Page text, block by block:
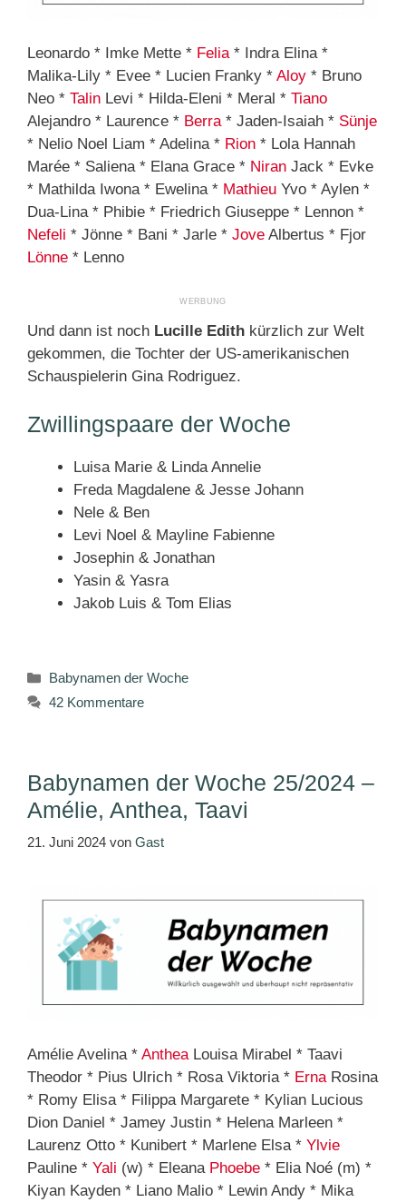
Leonardo * Imke Mette * Felia* Indra Elina *
Malika-Lily * Evee * Lucien Franky * Aloy * Bruno
Neo * Talin Levi * Hilda-Eleni * Meral * Tiano
Alejandro * Laurence * Berra* Jaden-Isaiah * Sünje
* Nelio Noel Liam * Adelina * Rion * Lola Hannah
Marée * Saliena * Elana Grace * Niran Jack * Evke
* Mathilda Iwona * Ewelina * Mathieu Yvo * Aylen *
Dua-Lina * Phibie * Friedrich Giuseppe * Lennon *
Nefeli * Jönne * Bani * Jarle * Jove Albertus * Fjor
Lönne * Lenno
Und dann ist noch Lucille Edith kürzlich zur Welt
gekommen, die Tochter der US-amerikanischen
Schauspielerin Gina Rodriguez.
Zwillingspaare der Woche
Luisa Marie & Linda Annelie
Freda Magdalene & Jesse Johann
Nele & Ben
Levi Noel & Mayline Fabienne
Josephin & Jonathan
Yasin & Yasra
Jakob Luis & Tom Elias
Kategorien
Babynamen der Woche
42 Kommentare
Babynamen der Woche 25/2024 –
Amélie, Anthea, Taavi
21. Juni 2024 von Gast
Amélie Avelina * AntheaLouisa Mirabel * Taavi
Theodor * Pius Ulrich * Rosa Viktoria * ErnaRosina
* Romy Elisa * Filippa Margarete * Kylian Lucious
Dion Daniel * Jamey Justin * Helena Marleen *
Laurenz Otto * Kunibert * Marlene Elsa * Ylvie
Pauline * Yali (w) * Eleana Phoebe * Elia Noé (m) *
Kiyan Kayden * Liano Malio * Lewin Andy * Mika